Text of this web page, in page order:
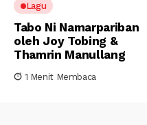
Lagu
Tabo Ni Namarpariban
oleh Joy Tobing &
Thamrin Manullang
1 Menit Membaca